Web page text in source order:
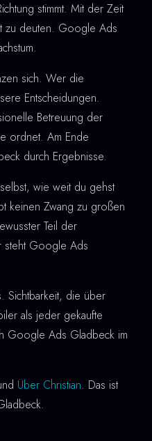
stimmt. Mit der Zeit
zu deuten. Google Ads
sich. Wer die
Entscheidungen.
Betreuung der
ordnet. Am Ende
durch Ergebnisse.
wie weit du gehst
keinen Zwang zu großen
Teil der
steht Google Ads
Sichtbarkeit, die über
als jeder gekaufte
Google Ads Gladbeck im
Über Christian. Das ist